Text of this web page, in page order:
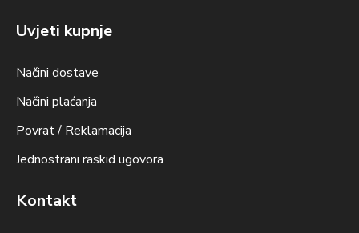
Uvjeti kupnje
Načini dostave
Načini plaćanja
Povrat / Reklamacija
Jednostrani raskid ugovora
Kontakt